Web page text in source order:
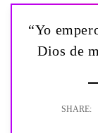
“Yo
Dios de